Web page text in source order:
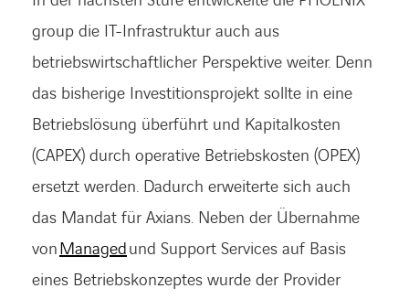
group die IT-Infrastruktur auch aus
betriebswirtschaftlicher Perspektive weiter. Denn
das bisherige Investitionsprojekt sollte in eine
Betriebslösung überführt und Kapitalkosten
(CAPEX) durch operative Betriebskosten (OPEX)
ersetzt werden. Dadurch erweiterte sich auch
das Mandat für Axians. Neben der Übernahme
vonManagedund Support Services auf Basis
eines Betriebskonzeptes wurde der Provider